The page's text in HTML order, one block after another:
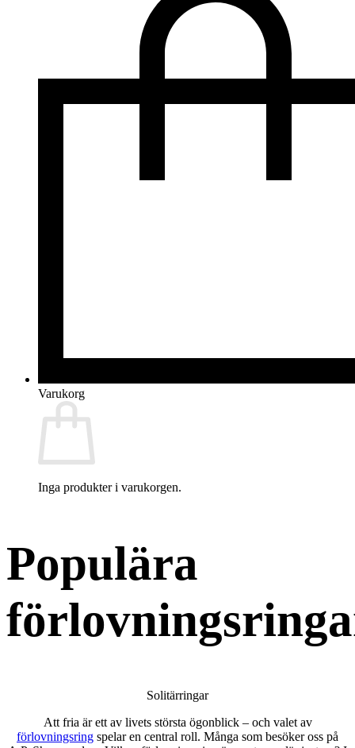
Varukorg
Inga produkter i varukorgen.
Populära
Solitärringar
Att fria är ett av livets största ögonblick – och valet av
förlovningsring spelar en central roll. Många som besöker oss på